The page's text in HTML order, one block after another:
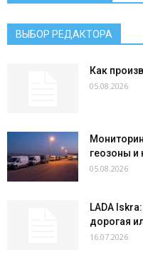
ВЫБОР РЕДАКТОРА
Как
05.08.2026
геозоны и
05.08.2026
LADA
дорогая
16.07.2026